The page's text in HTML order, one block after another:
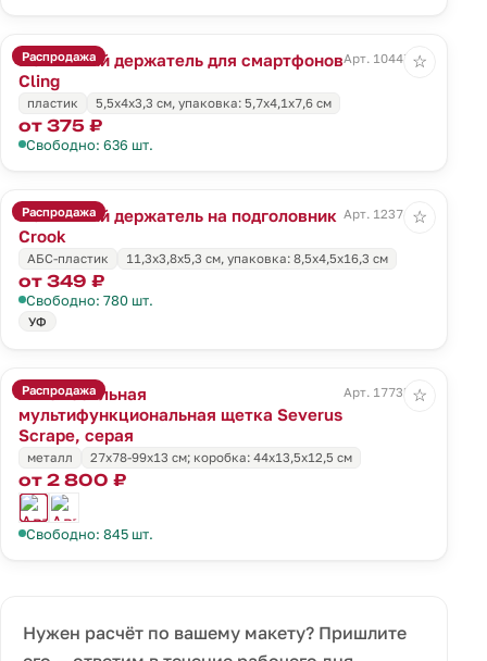
Распродажа
Магнитный держатель для смартфонов
Cling
Арт. 10447.10
пластик 5,5х4х3,3 см, упаковка: 5,7х4,1х7,6 см
от 375 ₽
Свободно: 636 шт.
☆
Распродажа
Магнитный держатель на подголовник
Crook
Арт. 12374.10
АБС-пластик 11,3х3,8х5,3 см, упаковка: 8,5х4,5х16,3 см
от 349 ₽
Свободно: 780 шт.
УФ
☆
Распродажа
Автомобильная
мультифункциональная щетка Severus
Scrape, серая
Арт. 17735.10
металл 27х78-99х13 см; коробка: 44х13,5х12,5 см
от 2 800 ₽
Свободно: 845 шт.
☆
Нужен расчёт по вашему макету? Пришлите